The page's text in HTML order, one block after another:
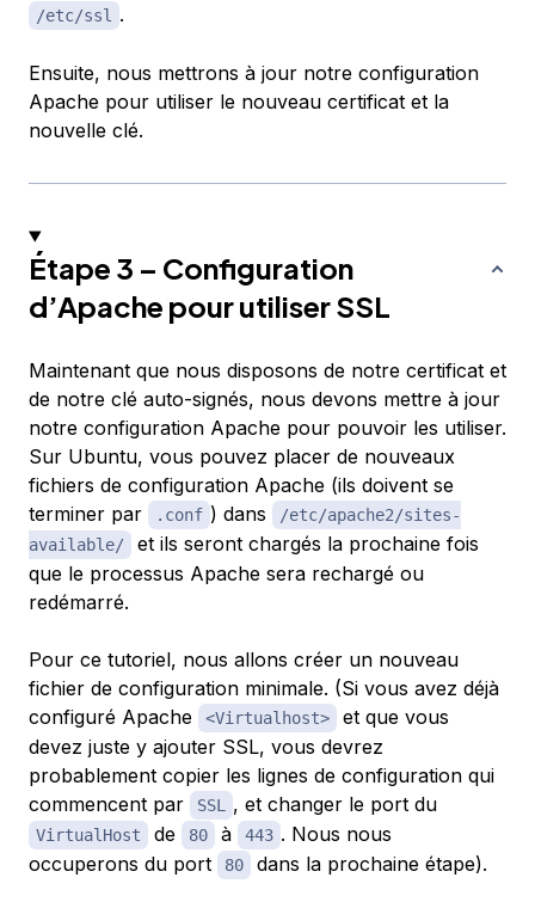
/etc/ssl .
Ensuite, nous mettrons à jour notre configuration
Apache pour utiliser le nouveau certificat et la
nouvelle clé.
Étape 3 – Configuration
d’Apache pour utiliser SSL
Maintenant que nous disposons de notre certificat et
de notre clé auto-signés, nous devons mettre à jour
notre configuration Apache pour pouvoir les utiliser.
Sur Ubuntu, vous pouvez placer de nouveaux
fichiers de configuration Apache (ils doivent se
terminer par
.conf ) dans
/etc/apache2/sites-
available/
et ils seront chargés la prochaine fois
que le processus Apache sera rechargé ou
redémarré.
Pour ce tutoriel, nous allons créer un nouveau
fichier de configuration minimale. (Si vous avez déjà
configuré Apache
<Virtualhost>
et que vous
devez juste y ajouter SSL, vous devrez
probablement copier les lignes de configuration qui
commencent par
SSL , et changer le port du
VirtualHost de 80 à 443 . Nous nous
occuperons du port
80 dans la prochaine étape).